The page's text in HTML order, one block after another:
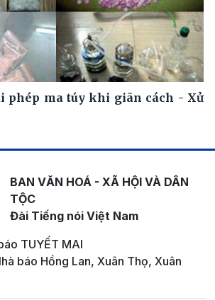
phép ma túy khi giãn cách - Xử
BAN VĂN HOÁ - XÃ HỘI VÀ DÂN
TỘC
Đài Tiếng nói Việt Nam
TUYẾT MAI
báo Hồng Lan, Xuân Thọ, Xuân